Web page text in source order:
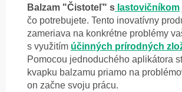
Balzam "Čistoteľ" s lastovičníkom
čo potrebujete. Tento inovatívny
zameriava na konkrétne problémy
s využitím účinných prírodných
Pomocou jednoduchého aplikátora
kvapku balzamu priamo na
on začne svoju prácu.